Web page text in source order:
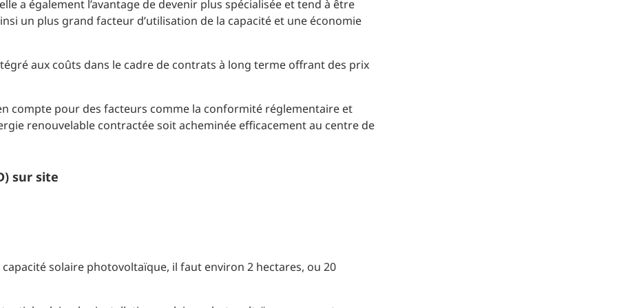
a également l’avantage de devenir plus spécialisée et tend à être
un plus grand facteur d’utilisation de la capacité et une économie
aux coûts dans le cadre de contrats à long terme offrant des prix
compte pour des facteurs comme la conformité réglementaire et
renouvelable contractée soit acheminée efficacement au centre de
sur site
solaire photovoltaïque, il faut environ 2 hectares, ou 20